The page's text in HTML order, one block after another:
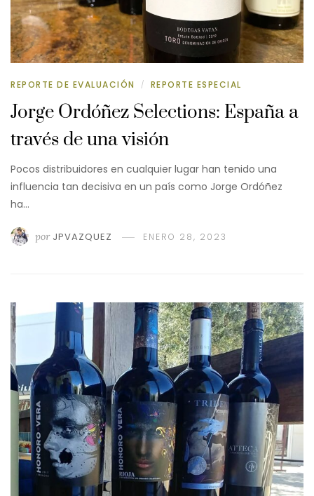
REPORTE DE EVALUACIÓN / REPORTE ESPECIAL
Jorge Ordóñez Selections: España a
través de una visión
Pocos distribuidores en cualquier lugar han tenido una
influencia tan decisiva en un país como Jorge Ordóñez
ha…
por JPVAZQUEZ ENERO 28, 2023